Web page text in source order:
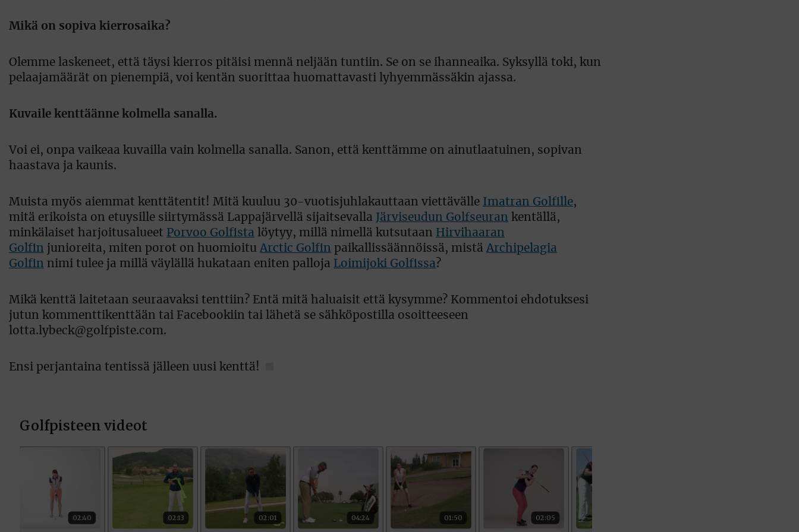
Mikä on sopiva kierrosaika?
Olemme laskeneet, että täysi kierros pitäisi mennä neljään tuntiin. Se on se ihanneaika. Syksyllä toki, kun
pelaajamäärät on pienempiä, voi kentän suorittaa huomattavasti lyhyemmässäkin ajassa.
Kuvaile kenttäänne kolmella sanalla.
Voi ei, onpa vaikeaa kuvailla vain kolmella sanalla. Sanon, että kenttämme on ainutlaatuinen, sopivan
haastava ja kaunis.
Muista myös aiemmat kenttätentit! Mitä kuuluu 30-vuotisjuhlakauttaan viettävälle Imatran Golfille,
mitä erikoista on etuysille siirtymässä Lappajärvellä sijaitsevalla Järviseudun Golfseuran kentällä,
minkälaiset harjoitusalueet Porvoo Golfista löytyy, millä nimellä kutsutaan Hirvihaaran
Golfin junioreita, miten porot on huomioitu Arctic Golfin paikallissäännöissä, mistä Archipelagia
Golfin nimi tulee ja millä väylällä hukataan eniten palloja Loimijoki Golfissa?
Mikä kenttä laitetaan seuraavaksi tenttiin? Entä mitä haluaisit että kysymme? Kommentoi ehdotuksesi
jutun kommenttikenttään tai Facebookiin tai lähetä se sähköpostilla osoitteeseen
lotta.lybeck@golfpiste.com.
Ensi perjantaina tentissä jälleen uusi kenttä!